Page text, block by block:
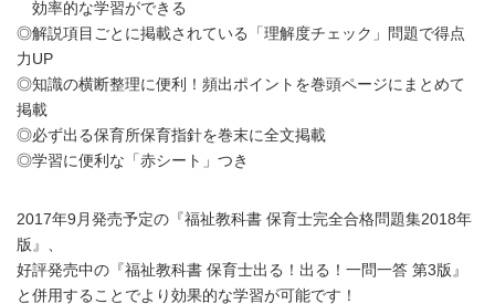
効率的な学習ができる
◎解説項目ごとに掲載されている「理解度チェック」問題で得点
力UP
◎知識の横断整理に便利！頻出ポイントを巻頭ページにまとめて
掲載
◎必ず出る保育所保育指針を巻末に全文掲載
◎学習に便利な「赤シート」つき
2017年9月発売予定の『福祉教科書 保育士完全合格問題集2018年
版』、
好評発売中の『福祉教科書 保育士出る！出る！一問一答 第3版』
と併用することでより効果的な学習が可能です！